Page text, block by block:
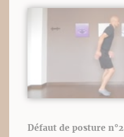
Défaut de posture n°2